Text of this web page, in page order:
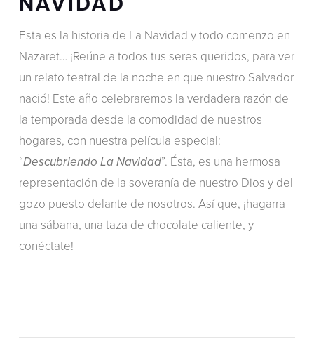
Esta es la historia de La Navidad y todo comenzo en
Nazaret… ¡Reúne a todos tus seres queridos, para ver
un relato teatral de la noche en que nuestro Salvador
nació! Este año celebraremos la verdadera razón de
la temporada desde la comodidad de nuestros
hogares, con nuestra película especial:
“Descubriendo La Navidad”. Ésta, es una hermosa
representación de la soveranía de nuestro Dios y del
gozo puesto delante de nosotros. Así que, ¡hagarra
una sábana, una taza de chocolate caliente, y
conéctate!